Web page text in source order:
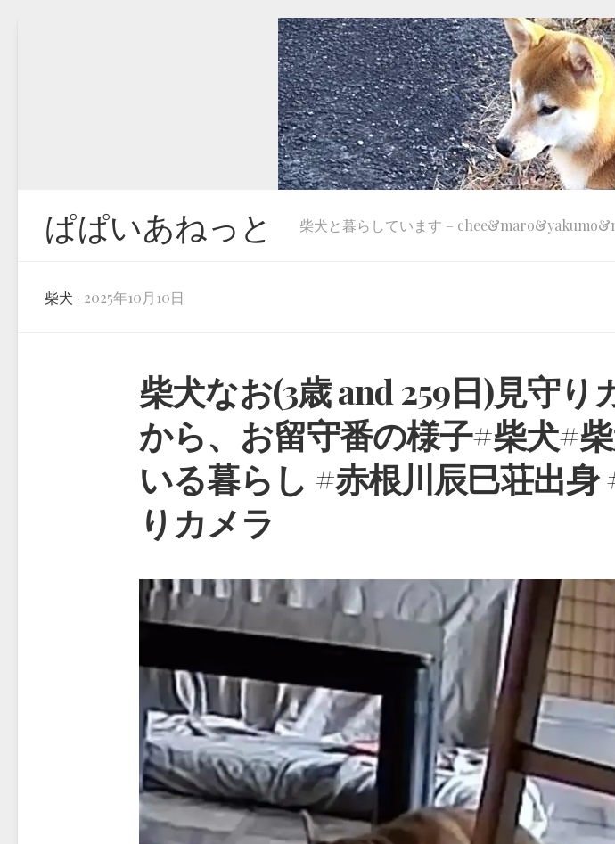
ぱぱいあねっと 柴犬と暮らしています –
柴犬 · 2025年10月10日
柴犬なお(3歳 and 259日)見守り
から、お留守番の様子#柴犬#
いる暮らし #赤根川辰巳荘出身
りカメラ